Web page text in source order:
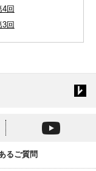
回
回
るご質問